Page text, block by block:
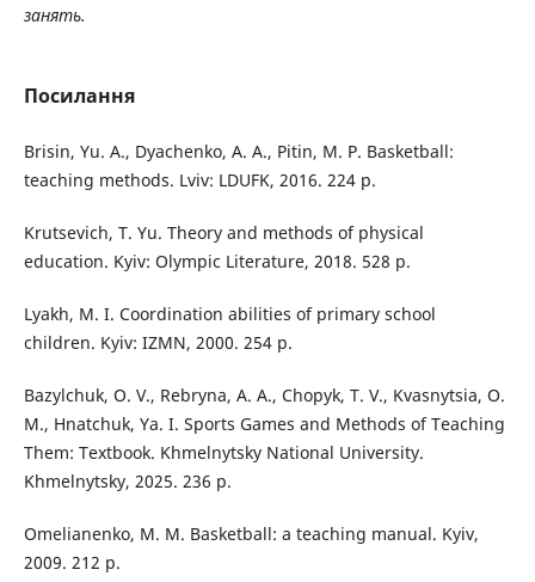
занять.
Посилання
Brisin, Yu. A., Dyachenko, A. A., Pitin, M. P. Basketball:
teaching methods. Lviv: LDUFK, 2016. 224 p.
Krutsevich, T. Yu. Theory and methods of physical
education. Kyiv: Olympic Literature, 2018. 528 p.
Lyakh, M. I. Coordination abilities of primary school
children. Kyiv: IZMN, 2000. 254 p.
Bazylchuk, O. V., Rebryna, A. A., Chopyk, T. V., Kvasnytsia, O.
M., Hnatchuk, Ya. I. Sports Games and Methods of Teaching
Them: Textbook. Khmelnytsky National University.
Khmelnytsky, 2025. 236 p.
Omelianenko, M. M. Basketball: a teaching manual. Kyiv,
2009. 212 p.